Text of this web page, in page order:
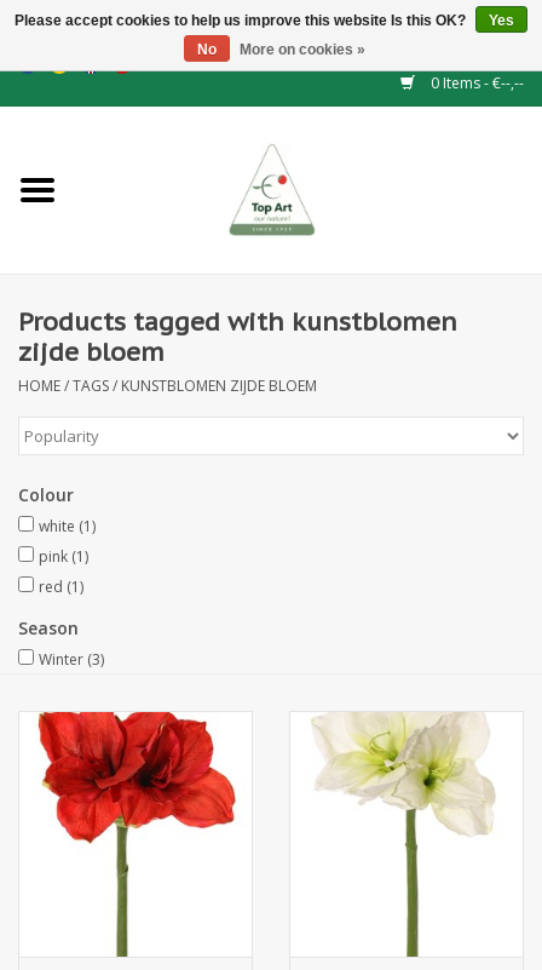
GBP/CHF
0 Items - €--,--
NEW!
Floral supplies
Artificial flowers
Artificial Plants
Leaf - and Berry branches
Artificial fruit
Deco Accessories
Wreaths
Products tagged with kunstblomen
zijde bloem
HOME/TAGS/ KUNSTBLOMEN ZIJDE BLOEM
Colour
white (1)
pink (1)
red (1)
Season
Winter (3)
Please accept cookies to help us improve this website Is this OK?
Yes
No
More on cookies »